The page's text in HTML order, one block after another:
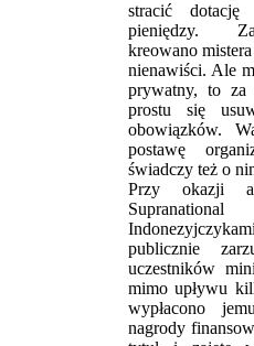
stracić
pieniędzy.
kreowano
nienawiści. Ale
prywatny, to za
prostu się
obowiązków.
postawę
świadczy też o
Przy okazji
publicznie
uczestników
mimo upływu
wypłacono
nagrody